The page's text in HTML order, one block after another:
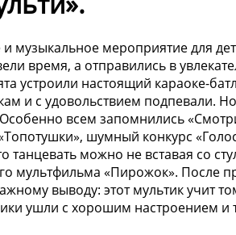
музыкальное мероприятие для
время, а отправились в
настоящий караоке-
и с удовольствием подпевали.
всем запомнились
шумный конкурс
можно не вставая со
мультфильма «Пирожок». После
выводу: этот мультик учит
ушли с хорошим настроением и